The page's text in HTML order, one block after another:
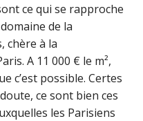
ce qui se rapproche
de la
chère à la
A 11 000 € le m²,
c’est possible. Certes
ce sont bien ces
les Parisiens